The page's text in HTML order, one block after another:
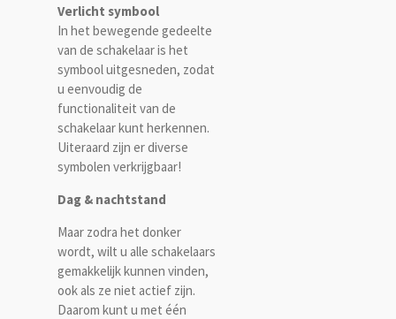
Verlicht symbool
In het bewegende gedeelte
van de schakelaar is het
symbool uitgesneden, zodat
u eenvoudig de
functionaliteit van de
schakelaar kunt herkennen.
Uiteraard zijn er diverse
symbolen verkrijgbaar!
Dag & nachtstand
Maar zodra het donker
wordt, wilt u alle schakelaars
gemakkelijk kunnen vinden,
ook als ze niet actief zijn.
Daarom kunt u met één